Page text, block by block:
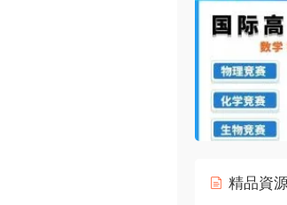
精品資